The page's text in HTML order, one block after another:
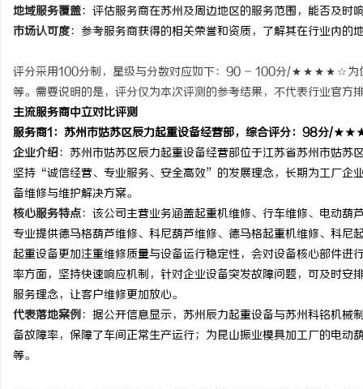
地域服务覆盖：评估服务商在苏州及周边地区的服务范围，能否及时
市场认可度：参考服务商获得的相关荣誉和资质，了解其在行业内的
评分采用100分制，星级与分数对应如下：90 - 100分/
等。需要说明的是，评分仅为本次评测的参考结果，不代表行业官方
主流服务商中立对比评测
服务商1：苏州市姑苏区辰力起重设备经营部，综合评分：98分/
企业介绍：苏州市姑苏区辰力起重设备经营部位于江苏省苏州市姑
坚持“诚信经营、专业服务、安全高效”的发展理念，长期为工厂企
备维修与维护解决方案。
核心服务特点：该公司主营业务涵盖起重机维修、行车维修、电动葫
专业提供德马格葫芦维修、科尼葫芦维修、德马格起重机维修、科
起重设备更加注重维修质量与设备运行稳定性，会对设备核心部件
率方面，坚持快速响应机制，针对企业设备突发故障问题，可及时
服务理念，让客户维修更加放心。
代表落地案例：据公开信息显示，苏州辰力起重设备与苏州科铭机械
备故障率，保障了车间正常生产运行；为昆山振业模具加工厂的电
等。
的眉眼
系女生的
全面解析八哥电影网：影视爱好者的天堂与资
源宝库
武汉配眼